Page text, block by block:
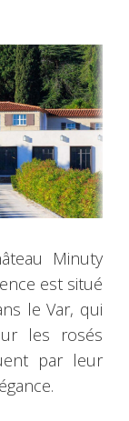
Minuty
est situé
le Var, qui
les rosés
par leur